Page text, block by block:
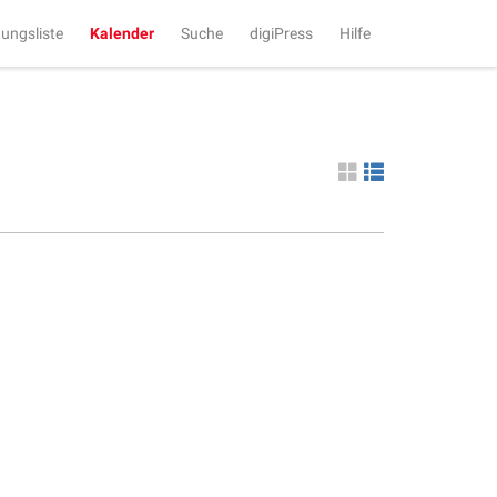
Kalender Suche digiPress Hilfe